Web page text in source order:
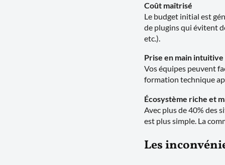
Coût maîtrisé
Le budget initial est
de plugins qui évitent
etc.).
Prise en main intuitive
Vos équipes peuvent
formation technique
Écosystème riche et
Avec plus de 40% des
est plus simple. La
Les